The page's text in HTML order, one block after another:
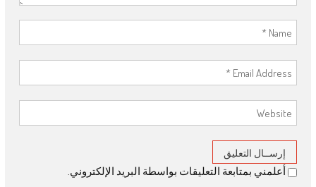
أعلمني بمتابعة التعليقات بواسطة البريد الإلكتروني.